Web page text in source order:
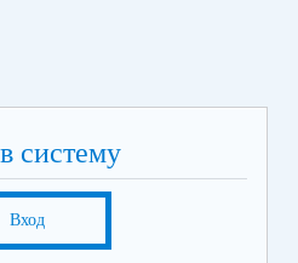
систему
Вход